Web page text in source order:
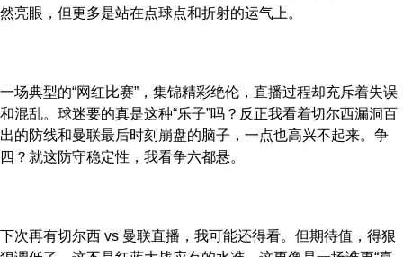
然亮眼，但更多是站在点球点和折射的运气上。
一场典型的“网红比赛”，集锦精彩绝伦，直播过程却充斥着失误
和混乱。球迷要的真是这种“乐子”吗？反正我看着切尔西漏洞百
出的防线和曼联最后时刻崩盘的脑子，一点也高兴不起来。争
四？就这防守稳定性，我看争六都悬。
下次再有切尔西 vs 曼联直播，我可能还得看。但期待值，得狠